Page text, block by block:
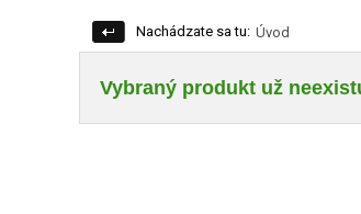
Nachádzate sa tu: Úvod
Vybraný produkt už